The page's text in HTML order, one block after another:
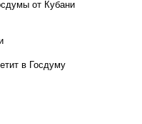
от Кубани
в Госдуму